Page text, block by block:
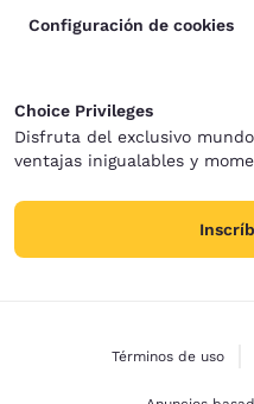
Configuración de cookies
Choice Privileges
Disfruta del exclusivo
ventajas inigualables y
Términos de uso